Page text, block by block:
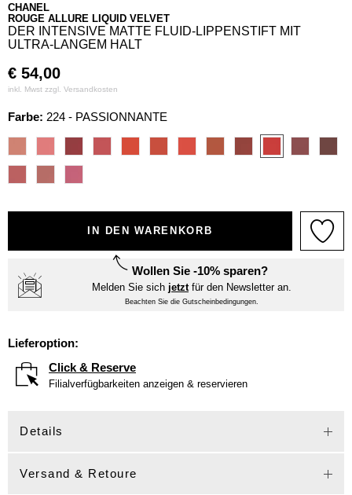
CHANEL
ROUGE ALLURE LIQUID VELVET
DER INTENSIVE MATTE FLUID-LIPPENSTIFT MIT
ULTRA-LANGEM HALT
€ 54,00
inkl. Mwst zzgl. Versandkosten
Farbe: 224 - PASSIONNANTE
IN DEN WARENKORB
Wollen Sie -10% sparen?
Melden Sie sich jetztfür den Newsletter an.
Beachten Sie die Gutscheinbedingungen.
Lieferoption:
Click & Reserve
Filialverfügbarkeiten anzeigen & reservieren
Details
Versand & Retoure